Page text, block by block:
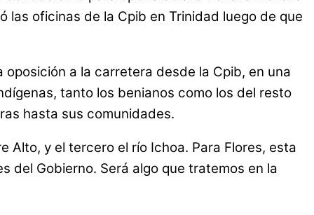
las oficinas de la Cpib en Trinidad luego de que
a la carretera desde la Cpib, en una
tanto los benianos como los del resto
hasta sus comunidades.
Alto, y el tercero el río Ichoa. Para Flores, esta
del Gobierno. Será algo que tratemos en la